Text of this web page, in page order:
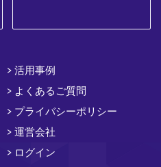
活用事例
よくあるご質問
プライバシーポリシー
運営会社
ログイン